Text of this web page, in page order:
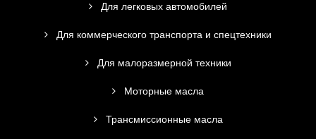
Для легковых автомобилей
Для коммерческого транспорта и спецтехники
Для малоразмерной техники
Моторные масла
Трансмиссионные масла